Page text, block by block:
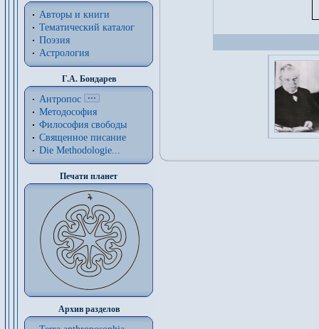
Авторы и книги
Тематический каталог
Поэзия
Астрология
Г.А. Бондарев
Антропос
Методософия
Философия cвободы
Священное писание
Die Methodologie...
Печати планет
Архив разделов